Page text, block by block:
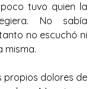
tuvo quien la
No sabía
no escuchó ni
misma.
propios dolores de